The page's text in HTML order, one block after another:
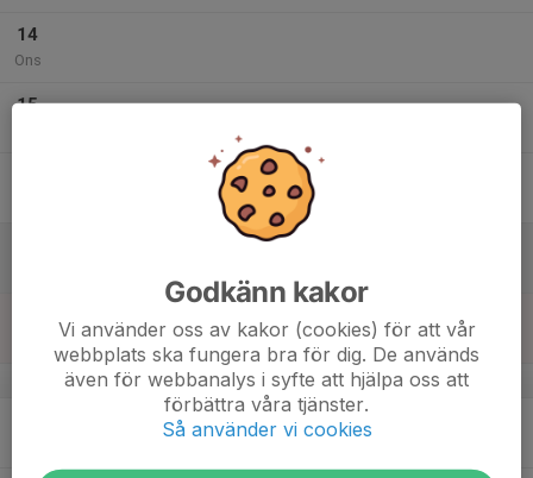
14
Ons
15
v.4
Godkänn kakor
Vi använder oss av kakor (cookies) för att vår
webbplats ska fungera bra för dig. De används
även för webbanalys i syfte att hjälpa oss att
förbättra våra tjänster.
Så använder vi cookies